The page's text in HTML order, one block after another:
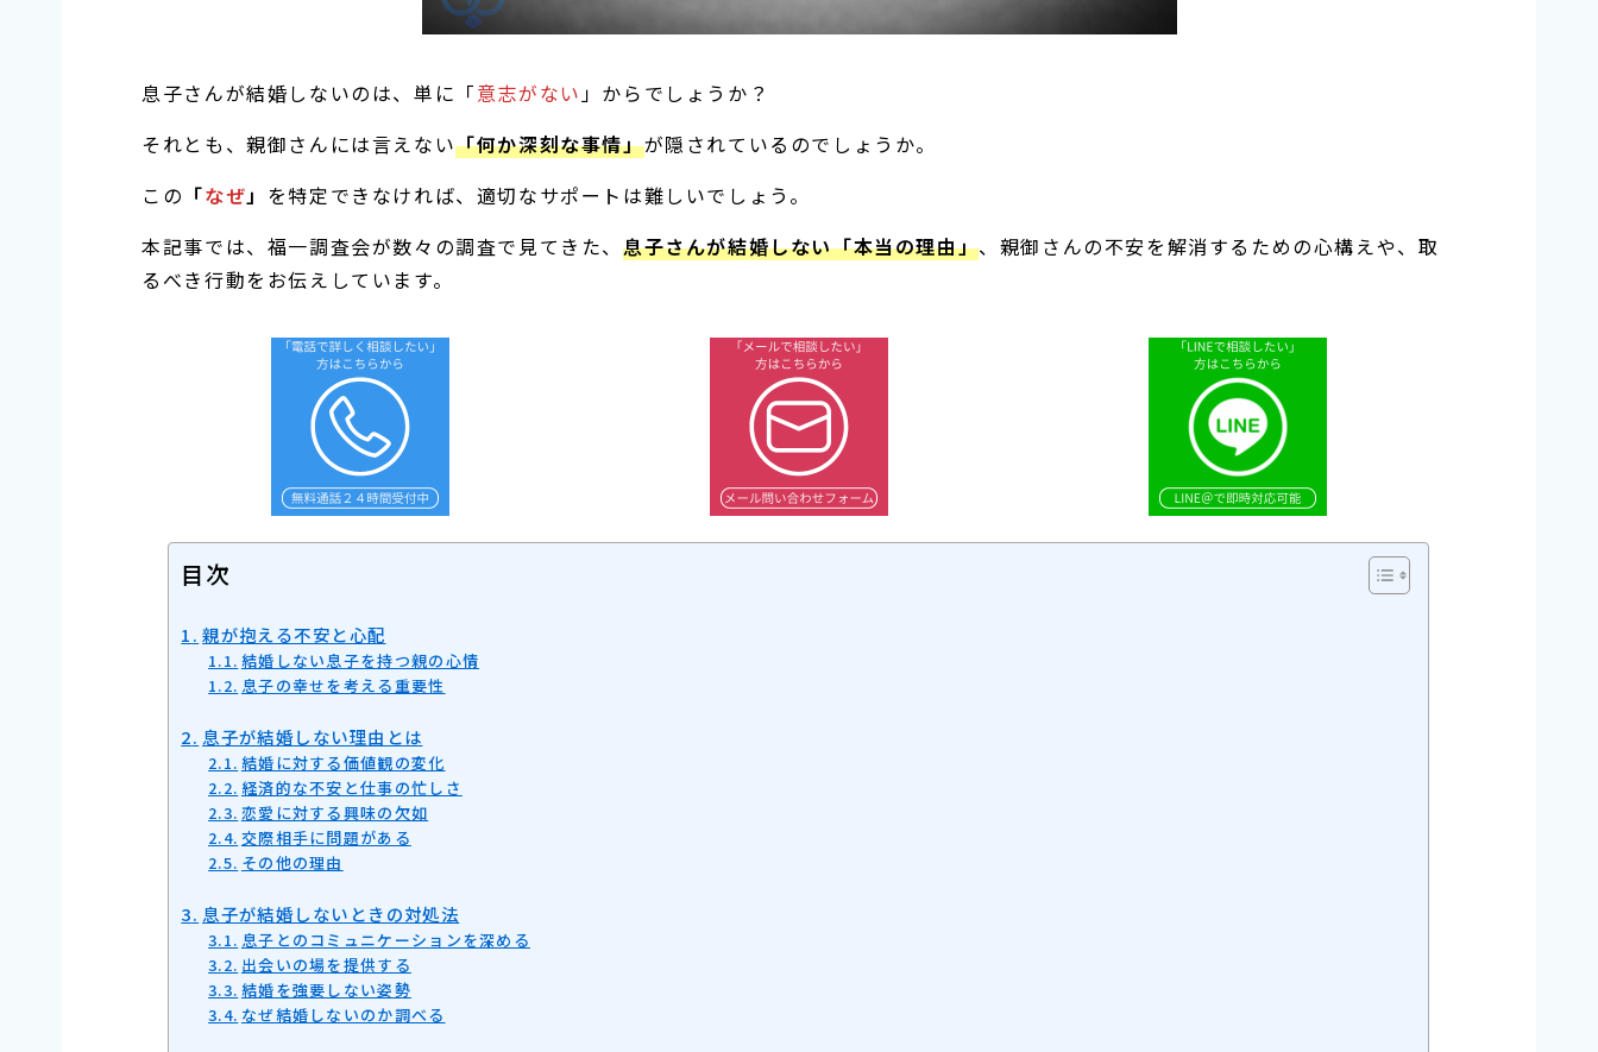
息子さんが結婚しないのは、単に「意志がない」からでしょうか？
それとも、親御さんには言えない「何か深刻な事情」が隠されているのでしょうか。
この 「なぜ」 を特定できなければ、適切なサポートは難しいでしょう。
本記事では、福一調査会が数々の調査で見てきた、 息子さんが結婚しない「本当の理由」、親御さんの不安を解消するための心構えや、取
るべき行動をお伝えしています。
目次
親が抱える不安と心配
結婚しない息子を持つ親の心情
息子の幸せを考える重要性
息子が結婚しない理由とは
結婚に対する価値観の変化
経済的な不安と仕事の忙しさ
恋愛に対する興味の欠如
交際相手に問題がある
その他の理由
息子が結婚しないときの対処法
息子とのコミュニケーションを深める
出会いの場を提供する
結婚を強要しない姿勢
なぜ結婚しないのか調べる